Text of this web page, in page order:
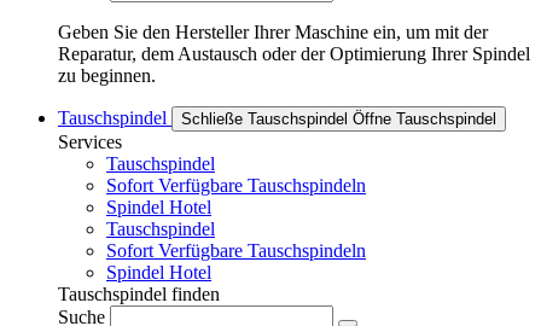
Geben Sie den Hersteller Ihrer Maschine ein, um mit der
Reparatur, dem Austausch oder der Optimierung Ihrer Spindel
zu beginnen.
Tauschspindel Schließe Tauschspindel Öffne Tauschspindel
Services
Tauschspindel
Sofort Verfügbare Tauschspindeln
Spindel Hotel
Tauschspindel
Sofort Verfügbare Tauschspindeln
Spindel Hotel
Tauschspindel finden
Suche